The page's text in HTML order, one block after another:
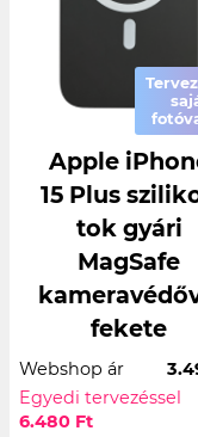
Apple
15 Plus
tok gyári
MagSafe
fekete
Webshop ár
Egyedi tervezéssel
6.480 Ft